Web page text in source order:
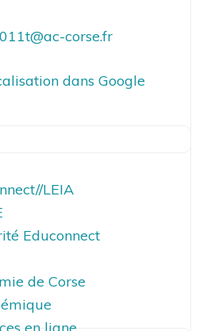
corse.fr
dans Google
LEIA
Educonnect
de Corse
en ligne